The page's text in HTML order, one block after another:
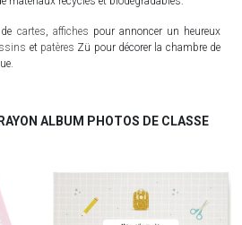
cartes affiches pour annoncer un heureux
et patères Zü pour décorer la chambre de
ALBUM PHOTOS DE CLASSE